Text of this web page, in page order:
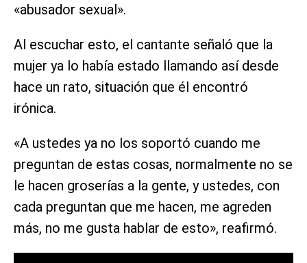
«abusador sexual».
Al escuchar esto, el cantante señaló que la
mujer ya lo había estado llamando así desde
hace un rato, situación que él encontró
irónica.
«A ustedes ya no los soportó cuando me
preguntan de estas cosas, normalmente no se
le hacen groserías a la gente, y ustedes, con
cada preguntan que me hacen, me agreden
más, no me gusta hablar de esto», reafirmó.